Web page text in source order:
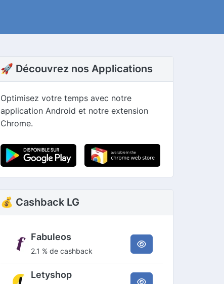
🚀 Découvrez nos Applications
Optimisez votre temps avec notre
application Android et notre extension
Chrome.
💰 Cashback LG
Fabuleos
2.1 % de cashback
Letyshop